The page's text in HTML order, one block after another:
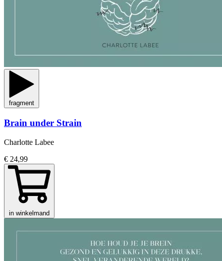
fragment
Brain under Strain
Charlotte Labee
€ 24,99
in winkelmand